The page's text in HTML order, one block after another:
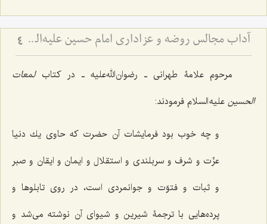
آداب مجالس روضه و عزاداری امام حسین علیه‌السلام - و توصیه‌های بزرگان دربارۀ ماه‌های محرّم و صفر 4
مرحوم علامۀ طهرانی ـ رضوان‌الله‌علیه ـ در کتابلمعات
الحسین علیه السلام فرمودند:
و چه خوب بود فرمایشات آن حضرت كه حاوى‌ یك دنیا
عزّت و شرف و سربلندى و استقلال و ایمان و ایقان و صبر
و ثبات و فتوّت و جوانمردى است، در روى تابلوها و
پرده‌هایى با ترجمۀ شیرین و شیواى آن نوشته مى‌شد و